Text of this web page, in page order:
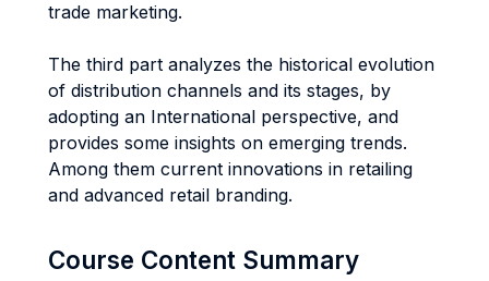
trade marketing.
The third part analyzes the historical evolution
of distribution channels and its stages, by
adopting an International perspective, and
provides some insights on emerging trends.
Among them current innovations in retailing
and advanced retail branding.
Course Content Summary